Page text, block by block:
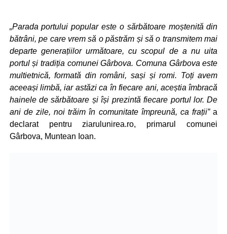
„Parada portului popular este o sărbătoare moștenită din
bătrâni, pe care vrem să o păstrăm și să o transmitem mai
departe generațiilor următoare, cu scopul de a nu uita
portul și tradiția comunei Gârbova. Comuna Gârbova este
multietnică, formată din români, sași și romi. Toți avem
aceeași limbă, iar astăzi ca în fiecare ani, aceștia îmbracă
hainele de sărbătoare și își prezintă fiecare portul lor. De
ani de zile, noi trăim în comunitate împreună, ca frații”a
declarat pentru ziarulunirea.ro, primarul comunei
Gârbova, Muntean Ioan.